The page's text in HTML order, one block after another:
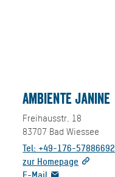
Ambiente Janine
Freihausstr. 18
83707 Bad Wiessee
Tel: +49-176-57886692
zur Homepage